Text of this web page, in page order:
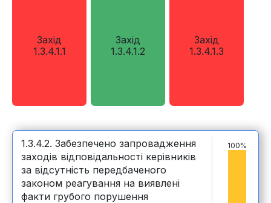
правилами етичної поведінки
Захід
1.3.4.1.1
Захід
1.3.4.1.2
Захід
1.3.4.1.3
1.3.4.2. Забезпечено запровадження
заходів відповідальності керівників
за відсутність передбаченого
законом реагування на виявлені
факти грубого порушення
100%